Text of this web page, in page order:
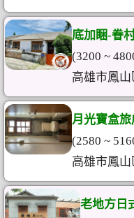
底加睏-眷
(3200 ~
高雄市鳳
月光寶盒旅
(2580 ~
高雄市鳳
老地方日